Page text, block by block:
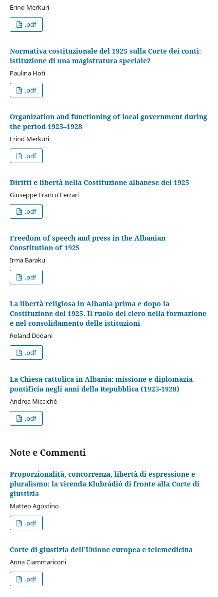
Erind Merkuri
.pdf
Normativa costituzionale del 1925 sulla Corte dei conti:
istituzione di una magistratura speciale?
Paulina Hoti
.pdf
Organization and functioning of local government during
the period 1925–1928
Erind Merkuri
.pdf
Diritti e libertà nella Costituzione albanese del 1925
Giuseppe Franco Ferrari
.pdf
Freedom of speech and press in the Albanian
Constitution of 1925
Irma Baraku
.pdf
La libertà religiosa in Albania prima e dopo la
Costituzione del 1925. Il ruolo del clero nella formazione
e nel consolidamento delle istituzioni
Roland Dodani
.pdf
La Chiesa cattolica in Albania: missione e diplomazia
pontificia negli anni della Repubblica (1925-1928)
Andrea Miccichè
.pdf
Note e Commenti
Proporzionalità, concorrenza, libertà di espressione e
pluralismo: la vicenda Klubrádió di fronte alla Corte di
giustizia
Matteo Agostino
.pdf
Corte di giustizia dell’Unione europea e telemedicina
Anna Ciammariconi
.pdf